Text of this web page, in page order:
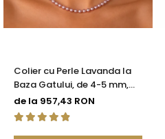
Colier cu Perle Lavanda la
Baza Gatului, de 4-5 mm,
Perle Rare, Calitate AAA+,
Aur 14K | KASKADDA®
de la 957,43 RON